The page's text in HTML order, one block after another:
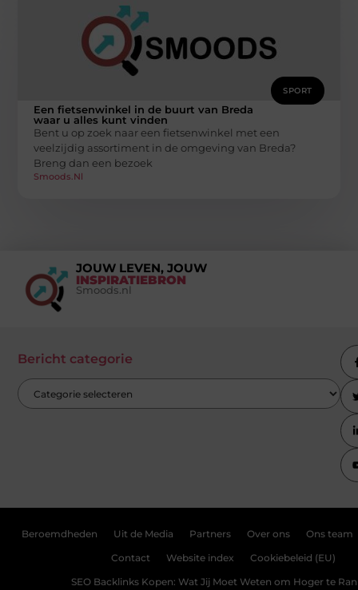
SPORT
Een fietsenwinkel in de buurt van Breda
waar u alles kunt vinden
Bent u op zoek naar een fietsenwinkel met een
veelzijdig assortiment in de omgeving van Breda?
Breng dan een bezoek
Smoods.nl
JOUW LEVEN, JOUW
INSPIRATIEBRON
Smoods.nl
Bericht categorie
Beroemdheden Uit de Media Partners Over ons Ons team
Contact Website index Cookiebeleid (EU)
SEO Backlinks Kopen: Wat Jij Moet Weten om Hoger te